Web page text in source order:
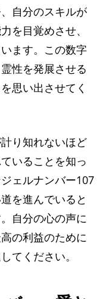
自分のスキルが
を目覚めさせ、
ます。この数字
性を発展させる
思い出させてく
り知れないほど
いることを知っ
ェルナンバー107
を進んでいると
自分の心の声に
の利益のために
てください。